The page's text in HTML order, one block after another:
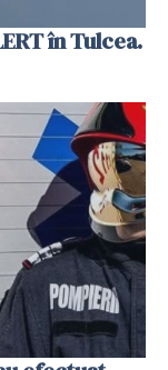
în Tulcea.